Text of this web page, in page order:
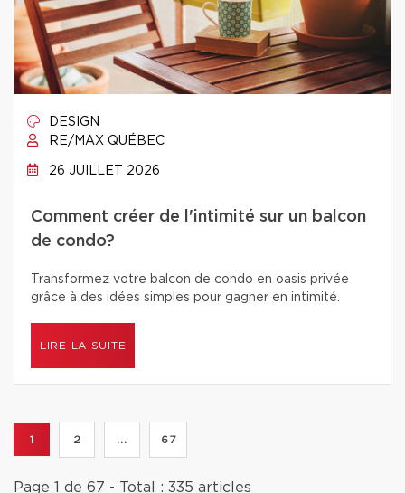
DESIGN
RE/MAX QUÉBEC
26 JUILLET 2026
Comment créer de l'intimité sur un balcon
de condo?
Transformez votre balcon de condo en oasis privée
grâce à des idées simples pour gagner en intimité.
LIRE LA SUITE
1 2 ... 67
Page 1 de 67 - Total : 335 articles